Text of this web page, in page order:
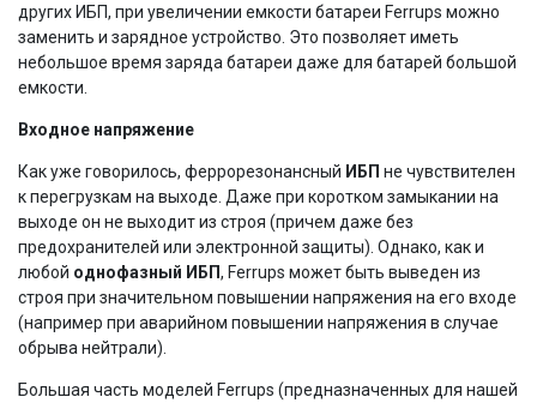
других ИБП, при увеличении емкости батареи Ferrups можно
заменить и зарядное устройство. Это позволяет иметь
небольшое время заряда батареи даже для батарей большой
емкости.
Входное напряжение
Как уже говорилось, феррорезонансный ИБП не чувствителен
к перегрузкам на выходе. Даже при коротком замыкании на
выходе он не выходит из строя (причем даже без
предохранителей или электронной защиты). Однако, как и
любой однофазный ИБП, Ferrups может быть выведен из
строя при значительном повышении напряжения на его входе
(например при аварийном повышении напряжения в случае
обрыва нейтрали).
Большая часть моделей Ferrups (предназначенных для нашей